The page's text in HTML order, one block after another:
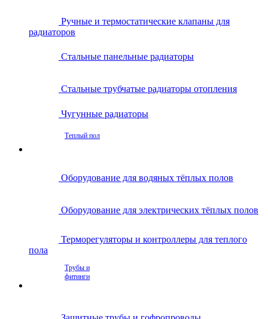
Ручные и термостатические клапаны для
радиаторов
Стальные панельные радиаторы
Стальные трубчатые радиаторы отопления
Чугунные радиаторы
Теплый пол
Оборудование для водяных тёплых полов
Оборудование для электрических тёплых полов
Терморегуляторы и контроллеры для теплого
пола
Трубы и
фитинги